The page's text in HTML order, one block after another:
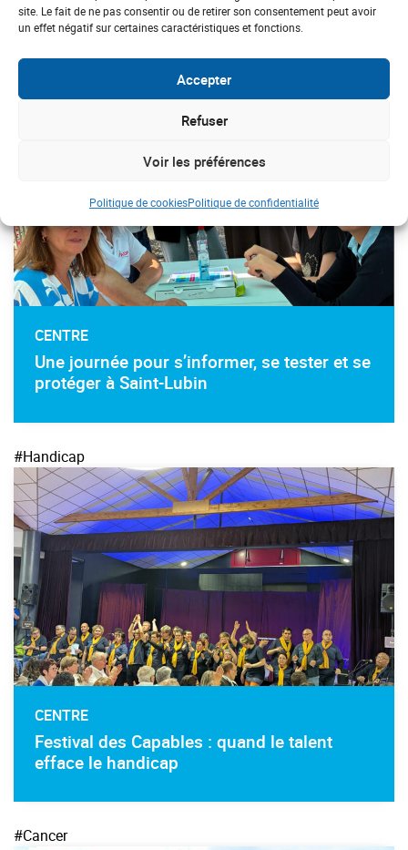
site. Le fait de ne pas consentir ou de retirer son consentement peut avoir
un effet négatif sur certaines caractéristiques et fonctions.
Accepter
Refuser
Voir les préférences
Politique de cookiesPolitique de confidentialité
CENTRE
CENTRE
Une journée pour s’informer, se tester et se
protéger à Saint-Lubin
#Handicap
CENTRE
Festival des Capables : quand le talent
efface le handicap
#Cancer